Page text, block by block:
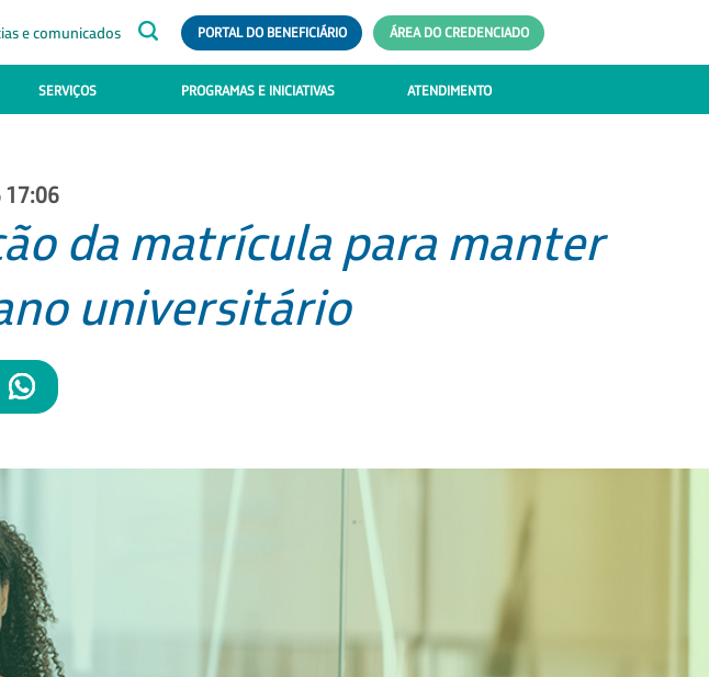
e comunicados PORTAL DO BENEFICIÁRIO ÁREA DO CREDENCIADO
SERVIÇOS PROGRAMAS E INICIATIVAS ATENDIMENTO
da matrícula para manter
universitário